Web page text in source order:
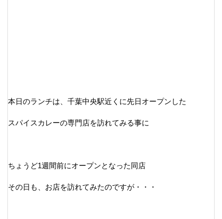
本日のランチは、千葉中央駅近くに先日オープンした
スパイスカレーの専門店を訪れてみる事に
ちょうど1週間前にオープンとなった同店
その日も、お店を訪れてみたのですが・・・